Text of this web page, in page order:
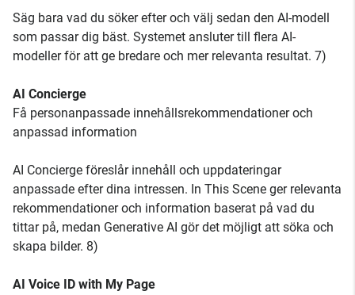
Säg bara vad du söker efter och välj sedan den AI-modell
som passar dig bäst. Systemet ansluter till flera AI-
modeller för att ge bredare och mer relevanta resultat. 7)
AI Concierge
Få personanpassade innehållsrekommendationer och
anpassad information
AI Concierge föreslår innehåll och uppdateringar
anpassade efter dina intressen. In This Scene ger relevanta
rekommendationer och information baserat på vad du
tittar på, medan Generative AI gör det möjligt att söka och
skapa bilder. 8)
AI Voice ID with My Page